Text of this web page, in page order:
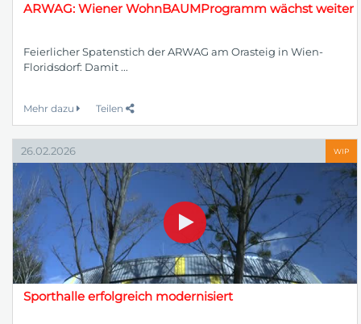
ARWAG: Wiener WohnBAUMProgramm wächst weiter
Feierlicher Spatenstich der ARWAG am Orasteig in Wien-
Floridsdorf: Damit ...
Mehr dazu Teilen
26.02.2026 WIP
Sporthalle erfolgreich modernisiert